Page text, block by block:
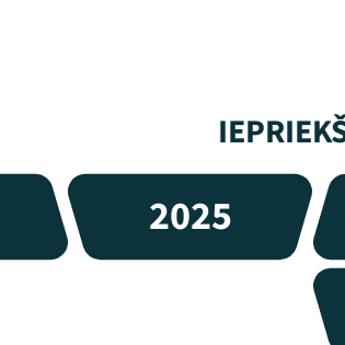
2025